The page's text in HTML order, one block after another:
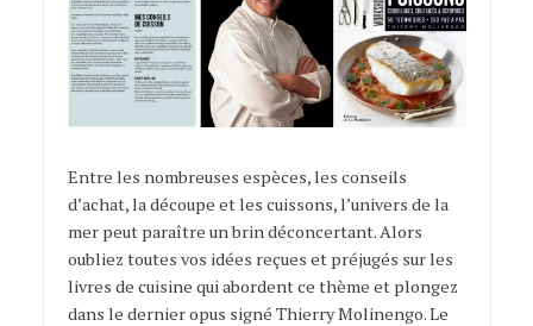
Entre les nombreuses espèces, les conseils
d’achat, la découpe et les cuissons, l’univers de la
mer peut paraître un brin déconcertant. Alors
oubliez toutes vos idées reçues et préjugés sur les
livres de cuisine qui abordent ce thème et plongez
dans le dernier opus signé Thierry Molinengo. Le